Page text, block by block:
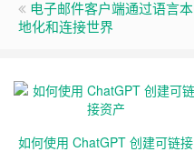
电子邮件客户端通过语言本
地化和连接世界
如何使用 ChatGPT 创建可链接